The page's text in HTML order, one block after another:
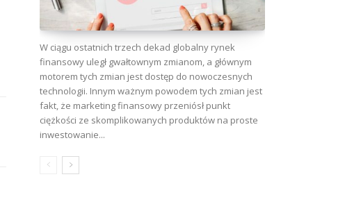
W ciągu ostatnich trzech dekad globalny rynek
finansowy uległ gwałtownym zmianom, a głównym
motorem tych zmian jest dostęp do nowoczesnych
technologii. Innym ważnym powodem tych zmian jest
fakt, że marketing finansowy przeniósł punkt
ciężkości ze skomplikowanych produktów na proste
inwestowanie...